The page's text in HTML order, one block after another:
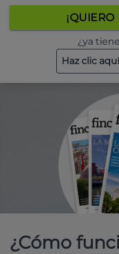
¡QUIERO
¿ya
Haz clic
¿Cómo